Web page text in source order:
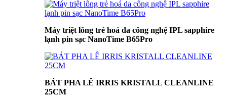
Máy triệt lông trẻ hoá da công nghệ IPL sapphire
lạnh pin sạc NanoTime B65Pro
BÁT PHA LÊ IRRIS KRISTALL CLEANLINE
25CM